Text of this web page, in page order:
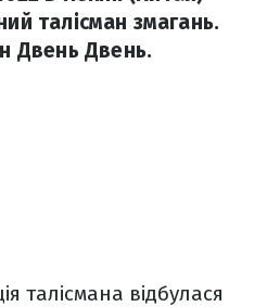
талісман змагань.
Двень Двень.
талісмана відбулася